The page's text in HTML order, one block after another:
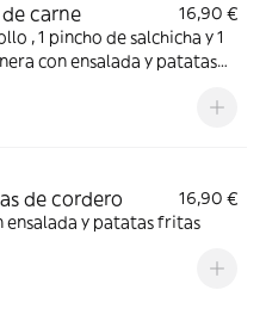
carne
16,90 €
, 1 pincho de salchicha y 1
con ensalada y patatas
de cordero
16,90 €
ensalada y patatas fritas